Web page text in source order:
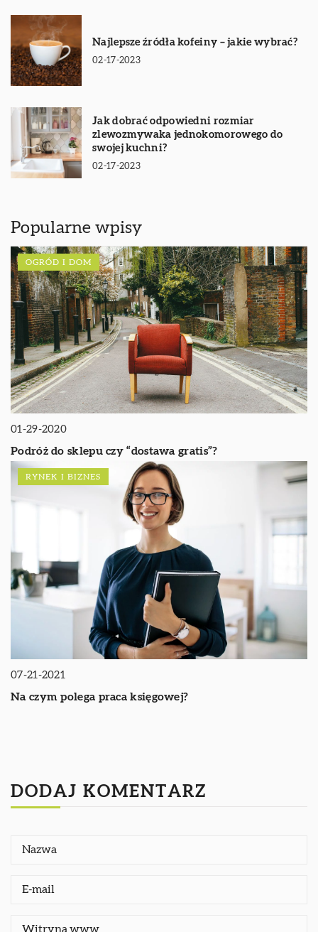
Najlepsze źródła kofeiny – jakie wybrać?
02-17-2023
Jak dobrać odpowiedni rozmiar
zlewozmywaka jednokomorowego do
swojej kuchni?
02-17-2023
Popularne wpisy
OGRÓD I DOM
01-29-2020
Podróż do sklepu czy “dostawa gratis”?
RYNEK I BIZNES
07-21-2021
Na czym polega praca księgowej?
DODAJ KOMENTARZ